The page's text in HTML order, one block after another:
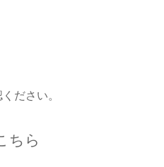
ださい。
ちら